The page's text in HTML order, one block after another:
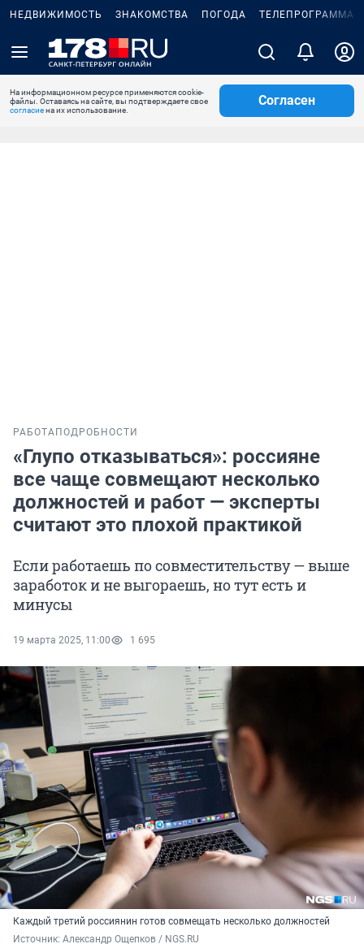
НЕДВИЖИМОСТЬ ЗНАКОМСТВА ПОГОДА ТЕЛЕПРОГРАММА
На информационном ресурсе применяются cookie-
файлы. Оставаясь на сайте, вы подтверждаете свое
согласиена их использование.
Согласен
РАБОТА ПОДРОБНОСТИ
«Глупо отказываться»: россияне
все чаще совмещают несколько
должностей и работ — эксперты
считают это плохой практикой
Если работаешь по совместительству — выше
заработок и не выгораешь, но тут есть и
минусы
19 марта 2025, 11:00 1 695
Каждый третий россиянин готов совмещать несколько должностей
Источник: Александр Ощепков / NGS.RU